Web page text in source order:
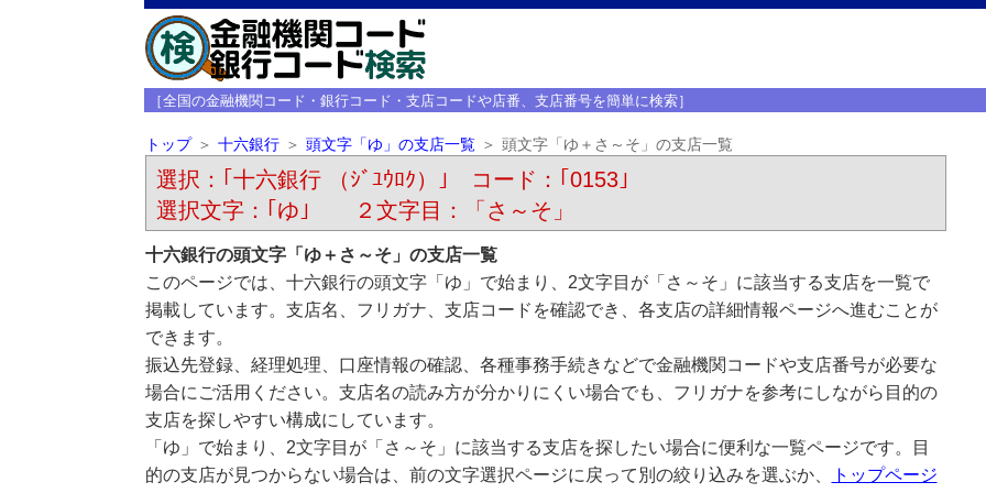
［全国の金融機関コード・銀行コード・支店コードや店番、支店番号を簡単に検索］
トップ 十六銀行 頭文字「ゆ」の支店一覧 頭文字「ゆ＋さ～そ」の支店一覧
選択：｢十六銀行 （ｼﾞﾕｳﾛｸ）｣ コード：｢0153｣
選択文字：｢ゆ｣ ２文字目：「さ～そ」
十六銀行の頭文字「ゆ＋さ～そ」の支店一覧
このページでは、十六銀行の頭文字「ゆ」で始まり、2文字目が「さ～そ」に該当する支店を一覧で
掲載しています。支店名、フリガナ、支店コードを確認でき、各支店の詳細情報ページへ進むことが
できます。
振込先登録、経理処理、口座情報の確認、各種事務手続きなどで金融機関コードや支店番号が必要な
場合にご活用ください。支店名の読み方が分かりにくい場合でも、フリガナを参考にしながら目的の
支店を探しやすい構成にしています。
「ゆ」で始まり、2文字目が「さ～そ」に該当する支店を探したい場合に便利な一覧ページです。目
的の支店が見つからない場合は、前の文字選択ページに戻って別の絞り込みを選ぶか、
トップページ